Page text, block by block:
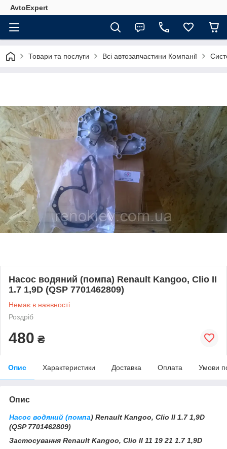
AvtoExpert
Товари та послуги Всі автозапчастини Компанії
Насос водяний (помпа) Renault Kangoo, Clio II
1.7 1,9D (QSP 7701462809)
Немає в наявності
Роздріб
480 ₴
Опис Характеристики Доставка Оплата Умови
Опис
Насос водяний (помпа) Renault Kangoo, Clio II 1.7 1,9D
(QSP 7701462809)
Застосування Renault Kangoo, Clio II 11 19 21 1.7 1,9D